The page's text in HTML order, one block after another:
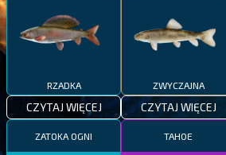
RZADKA
CZYTAJ WIĘCEJ
ZWYCZAJNA
CZYTAJ WIĘCEJ
ZATOKA OGNI TAHOE